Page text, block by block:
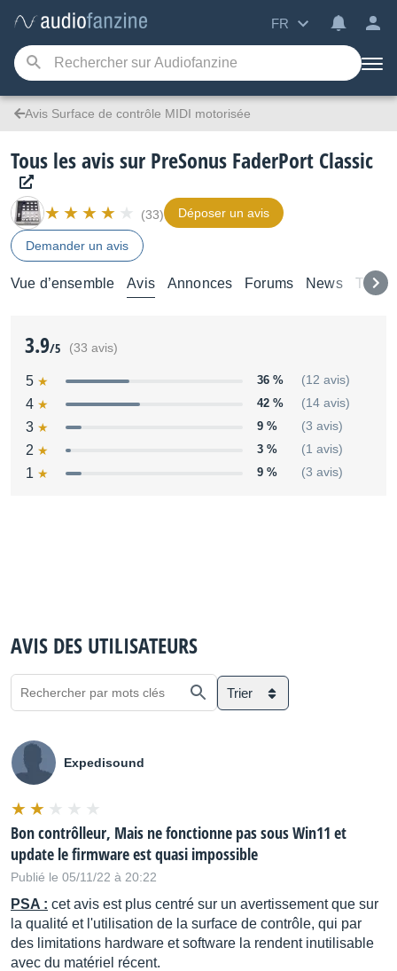
FR
Avis Surface de contrôle MIDI motorisée
Tous les avis sur PreSonus FaderPort Classic
(33) Déposer un avis
Demander un avis
Vue d’ensemble Avis Annonces Forums News
3.9/5 (33 avis)
5 36 % (12 avis)
4 42 % (14 avis)
3 9 % (3 avis)
2 3 % (1 avis)
1 9 % (3 avis)
AVIS DES UTILISATEURS
Trier
Expedisound
Bon contrôlleur, Mais ne fonctionne pas sous Win11 et
update le firmware est quasi impossible
Publié le 05/11/22 à 20:22
PSA : cet avis est plus centré sur un avertissement que sur
la qualité et l'utilisation de la surface de contrôle, qui par
des limitations hardware et software la rendent inutilisable
avec du matériel récent.